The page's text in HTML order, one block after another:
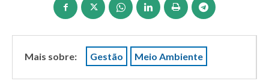
Mais sobre: Gestão Meio Ambiente